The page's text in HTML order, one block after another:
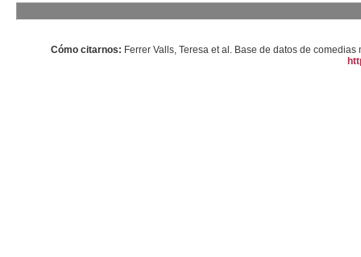
Cómo citarnos: Ferrer Valls, Teresa et al. Base de datos de